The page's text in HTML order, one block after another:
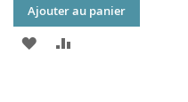
Ajouter au panier
AJOUTER